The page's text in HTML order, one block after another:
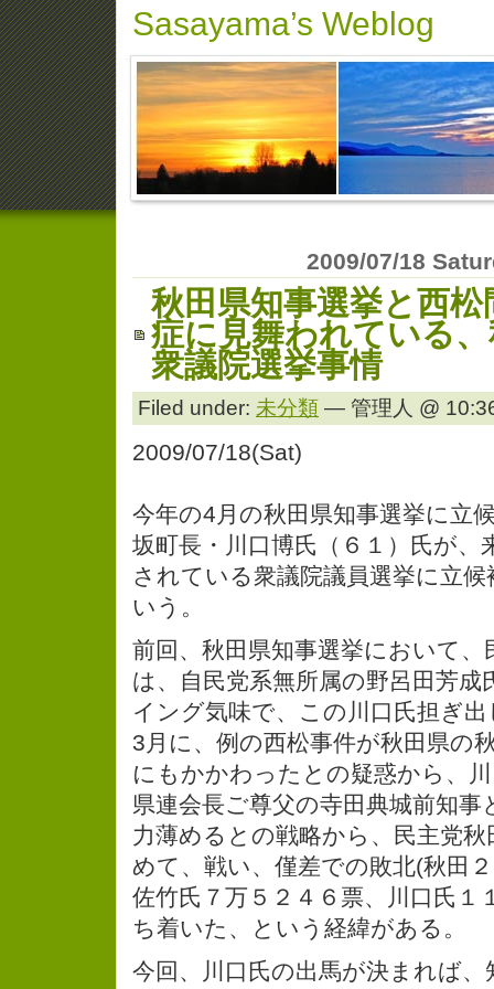
Sasayama’s Weblog
2009/07/18
秋田県知事選挙と西
症に見舞われている
衆議院選挙事情
Filed under: 未分類 — 管理人 @
2009/07/18(Sat)
今年の4月の秋田県知事選挙に立
坂町長・川口博氏（６１）氏が、
されている衆議院議員選挙に立
いう。
前回、秋田県知事選挙において、
は、自民党系無所属の野呂田芳
イング気味で、この川口氏担ぎ
3月に、例の西松事件が秋田県の
にもかかわったとの疑惑から、
県連会長ご尊父の寺田典城前知
力薄めるとの戦略から、民主党
めて、戦い、僅差での敗北(秋田
佐竹氏７万５２４６票、川口氏１
ち着いた、という経緯がある。
今回、川口氏の出馬が決まれば、